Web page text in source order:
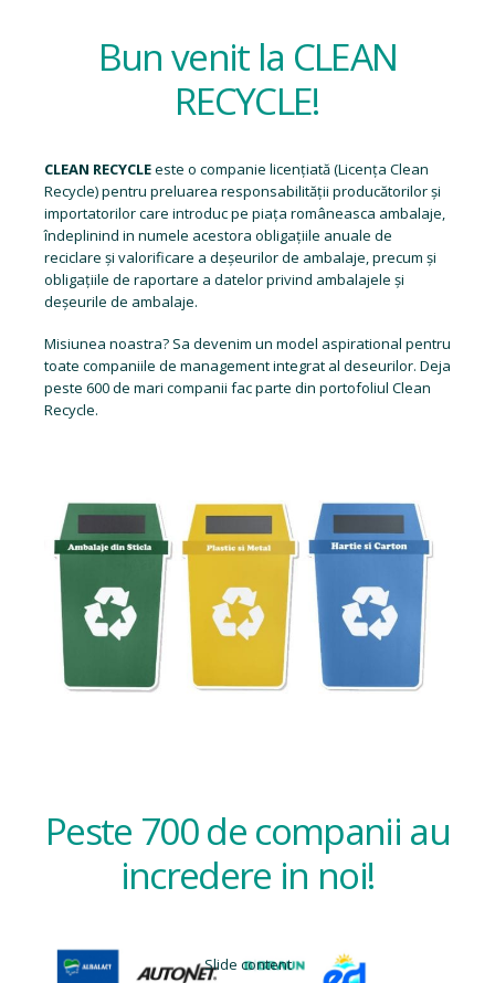
Bun venit la CLEAN
RECYCLE!
CLEAN RECYCLEeste o companie licențiată (Licența Clean
Recycle) pentru preluarea responsabilității producătorilor și
importatorilor care introduc pe piața româneasca ambalaje,
îndeplinind in numele acestora obligațiile anuale de
reciclare și valorificare a deșeurilor de ambalaje, precum și
obligațiile de raportare a datelor privind ambalajele și
deșeurile de ambalaje.
Misiunea noastra? Sa devenim un model aspirational pentru
toate companiile de management integrat al deseurilor. Deja
peste 600 de mari companii fac parte din portofoliul Clean
Recycle.
Peste 700 de companii au
incredere in noi!
Slide content